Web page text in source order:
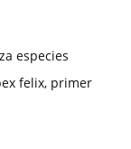
especies
felix, primer